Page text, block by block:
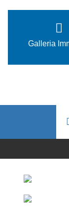
Galleria